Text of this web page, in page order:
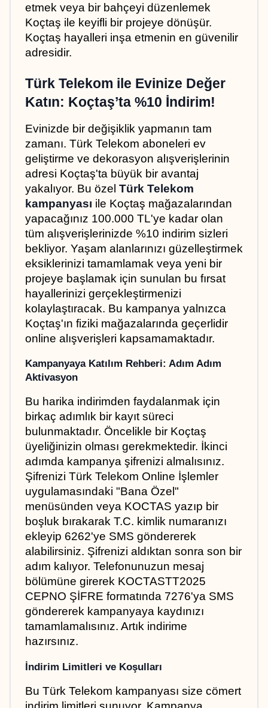
etmek veya bir bahçeyi düzenlemek
Koçtaş ile keyifli bir projeye dönüşür.
Koçtaş hayalleri inşa etmenin en güvenilir
adresidir.
Türk Telekom ile Evinize Değer
Katın: Koçtaş’ta %10 İndirim!
Evinizde bir değişiklik yapmanın tam
zamanı. Türk Telekom aboneleri ev
geliştirme ve dekorasyon alışverişlerinin
adresi Koçtaş'ta büyük bir avantaj
yakalıyor. Bu özel Türk Telekom
kampanyası ile Koçtaş mağazalarından
yapacağınız 100.000 TL'ye kadar olan
tüm alışverişlerinizde %10 indirim sizleri
bekliyor. Yaşam alanlarınızı güzelleştirmek
eksiklerinizi tamamlamak veya yeni bir
projeye başlamak için sunulan bu fırsat
hayallerinizi gerçekleştirmenizi
kolaylaştıracak. Bu kampanya yalnızca
Koçtaş'ın fiziki mağazalarında geçerlidir
online alışverişleri kapsamamaktadır.
Kampanyaya Katılım Rehberi: Adım Adım
Aktivasyon
Bu harika indirimden faydalanmak için
birkaç adımlık bir kayıt süreci
bulunmaktadır. Öncelikle bir Koçtaş
üyeliğinizin olması gerekmektedir. İkinci
adımda kampanya şifrenizi almalısınız.
Şifrenizi Türk Telekom Online İşlemler
uygulamasındaki "Bana Özel"
menüsünden veya KOCTAS yazıp bir
boşluk bırakarak T.C. kimlik numaranızı
ekleyip 6262'ye SMS göndererek
alabilirsiniz. Şifrenizi aldıktan sonra son bir
adım kalıyor. Telefonunuzun mesaj
bölümüne girerek KOCTASTT2025
CEPNO ŞİFRE formatında 7276'ya SMS
göndererek kampanyaya kaydınızı
tamamlamalısınız. Artık indirime
hazırsınız.
İndirim Limitleri ve Koşulları
Bu Türk Telekom kampanyası size cömert